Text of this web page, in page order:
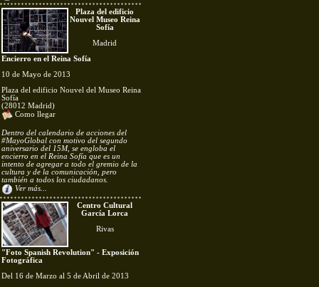
Plaza del edificio
Nouvel Museo Reina
Sofía
Madrid
Encierro en el Reina Sofía
10 de Mayo de 2013
Plaza del edificio Nouvel del Museo Reina
Sofía
(28012 Madrid)
Como llegar
Dentro del calendario de acciones del
#MayoGlobal con motivo del segundo
aniversario del 15M, se engloba el
encierro en el Reina Sofía que es un
intento de agregar a todo el gremio de la
cultura y de la comunicación, pero
también a todos los ciudadanos.
Ver más...
Centro Cultural
García Lorca
Rivas
"Foto Spanish Revolution" - Exposición
Fotográfica
Del 16 de Marzo al 5 de Abril de 2013